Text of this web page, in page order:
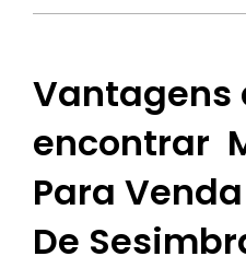
Vantagens
encontrar
Para
De